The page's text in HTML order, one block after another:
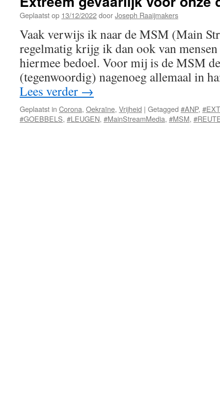
Geplaatst op 13/12/2022doorJoseph Raaijmakers
Vaak verwijs ik naar de MSM (Main
regelmatig krijg ik dan ook van
hiermee bedoel. Voor mij is de MSM
(tegenwoordig) nagenoeg allemaal in
Lees verder →
Geplaatst in Corona, Oekraïne, Vrijheid | Getagged #ANP,
#GOEBBELS, #LEUGEN, #MainStreamMedia, #MSM,